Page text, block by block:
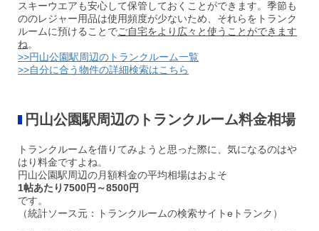
スキーウエアも安心して保管しておくことができます。季節も
ののレジャー用品は使用頻度が少ないため、それらをトランク
ルームに預けることでご自宅をより広々と使うことができます
ね。
>>円山公園駅周辺のトランクルーム一覧
>>自分に合う物件の詳細検索はこちら
円山公園駅周辺のトランクルーム料金相場
トランクルームを借りてみようと思った際に、気になるのはや
はり料金ですよね。
円山公園駅周辺の月額料金の平均相場はおよそ
1帖あたり7500円～8500円
です。
（統計ソース元：トランクルームの検索サイトeトランク）